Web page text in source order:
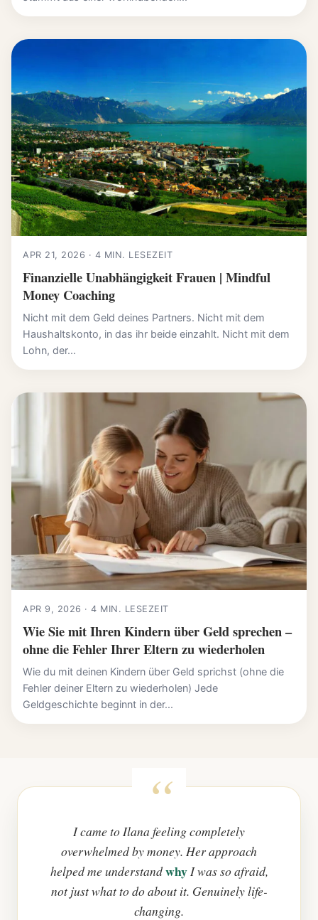
APR 21, 2026 · 4 MIN. LESEZEIT
Finanzielle Unabhängigkeit Frauen | Mindful
Money Coaching
Nicht mit dem Geld deines Partners. Nicht mit dem
Haushaltskonto, in das ihr beide einzahlt. Nicht mit dem
Lohn, der...
APR 9, 2026 · 4 MIN. LESEZEIT
Wie Sie mit Ihren Kindern über Geld sprechen –
ohne die Fehler Ihrer Eltern zu wiederholen
Wie du mit deinen Kindern über Geld sprichst (ohne die
Fehler deiner Eltern zu wiederholen) Jede
Geldgeschichte beginnt in der...
I came to Ilana feeling completely
overwhelmed by money. Her approach
helped me understandwhyI was so afraid,
not just what to do about it. Genuinely life-
changing.